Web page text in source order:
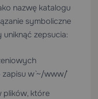
nazwę katalogu
symboliczne
uniknąć zepsucia:
w `~/www/`
plików, które